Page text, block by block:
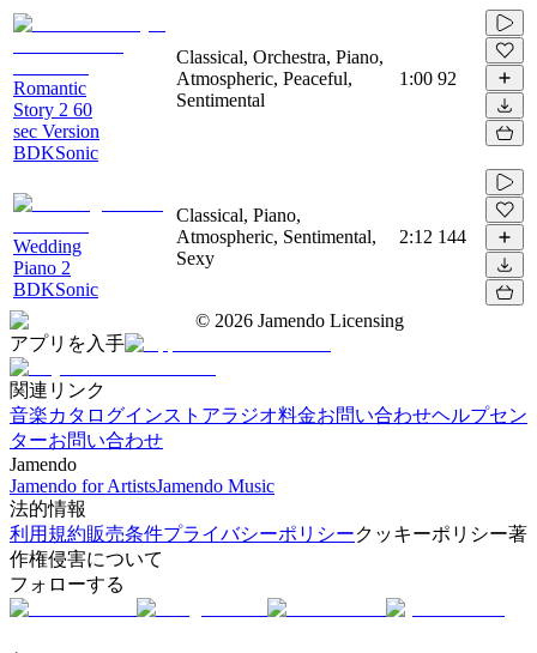
Romantic
Story 2 60
sec Version
BDKSonic
Classical, Orchestra, Piano,
Atmospheric, Peaceful,
Sentimental
1:00 92
Wedding
Piano 2
BDKSonic
Classical, Piano,
Atmospheric, Sentimental,
Sexy
2:12 144
© 2026 Jamendo Licensing
アプリを入手
関連リンク
音楽カタログインストアラジオ料金お問い合わせヘルプセン
ターお問い合わせ
Jamendo
Jamendo for ArtistsJamendo Music
法的情報
利用規約販売条件プライバシーポリシークッキーポリシー著
作権侵害について
フォローする